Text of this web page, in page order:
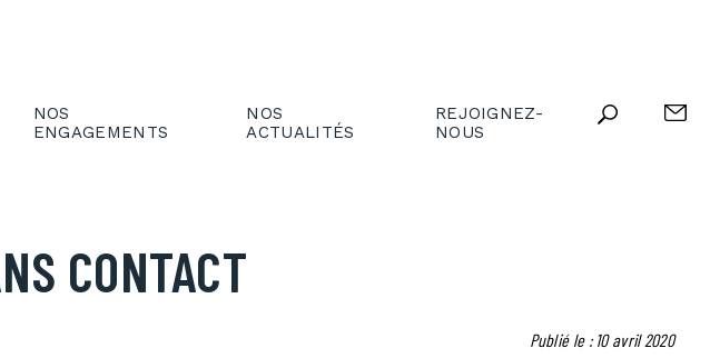
NOS
ENGAGEMENTS
NOS
ACTUALITÉS
REJOIGNEZ-
NOUS
CONTACT
Publié le : 10 avril 2020